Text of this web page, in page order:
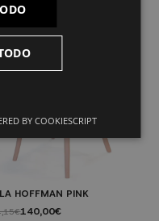
HOFFMAN PINK
140,00€
BY COOKIESCRIPT